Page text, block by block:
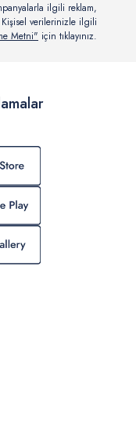
ilgili reklam,
verilerinizle ilgili
Metni" için tıklayınız.